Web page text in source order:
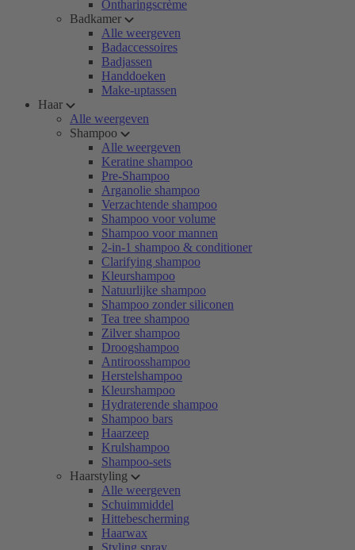
Ontharingscrème
Badkamer
Alle weergeven
Badaccessoires
Badjassen
Handdoeken
Make-uptassen
Haar
Alle weergeven
Shampoo
Alle weergeven
Keratine shampoo
Pre-Shampoo
Arganolie shampoo
Verzachtende shampoo
Shampoo voor volume
Shampoo voor mannen
2-in-1 shampoo & conditioner
Clarifying shampoo
Kleurshampoo
Natuurlijke shampoo
Shampoo zonder siliconen
Tea tree shampoo
Zilver shampoo
Droogshampoo
Antiroosshampoo
Herstelshampoo
Kleurshampoo
Hydraterende shampoo
Shampoo bars
Haarzeep
Krulshampoo
Shampoo-sets
Haarstyling
Alle weergeven
Schuimmiddel
Hittebescherming
Haarwax
Styling spray